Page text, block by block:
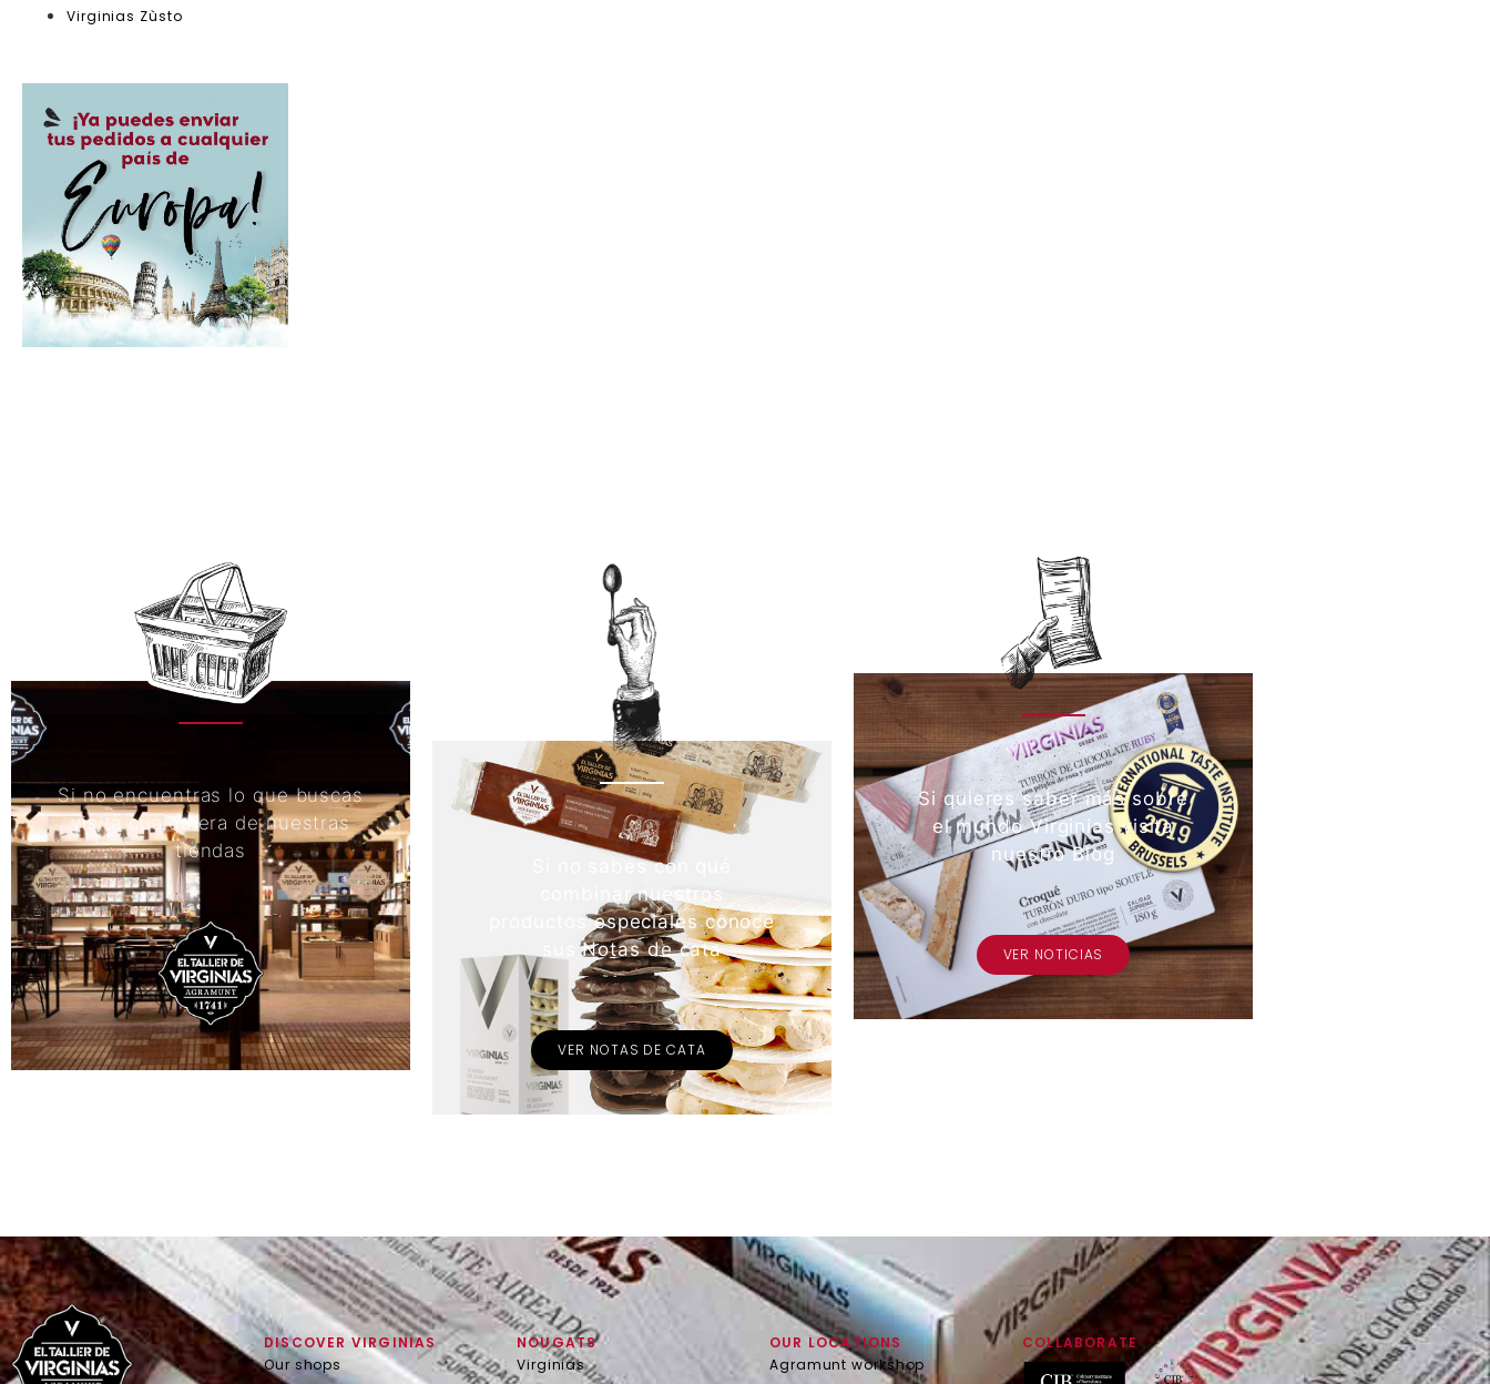
Virginias Zùsto
Si no encuentras lo que buscas
visita cualquiera de nuestras
tiendas
Si no sabes con qué
combinar nuestros
productos especiales conoce
sus Notas de cata
VER NOTAS DE CATA
Si quieres saber más sobre
el mundo Virginias visita
nuestro Blog
VER NOTICIAS
DISCOVER VIRGINIAS
Our shops
NOUGATS
Virginias
OUR LOCATIONS
Agramunt workshop
COLLABORATE